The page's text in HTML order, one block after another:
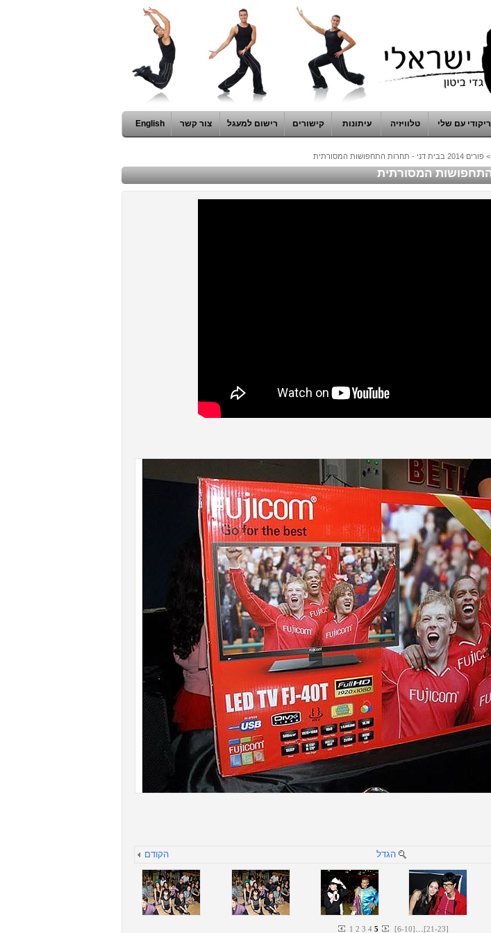
ריקודי עם שלי טלוויזיה עיתונות קישורים רישום למעגל צור קשר English
> פורים 2014 בבית דני - תחרות התחפושות המסורתית
הקודם הגדל
1 2 3 4 5 [6-10]...[21-23]